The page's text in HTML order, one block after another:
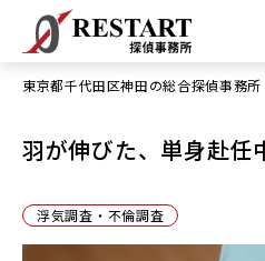
東京都千代田区神田の総合探偵事務所
羽が伸びた、単身赴任
浮気調査・不倫調査